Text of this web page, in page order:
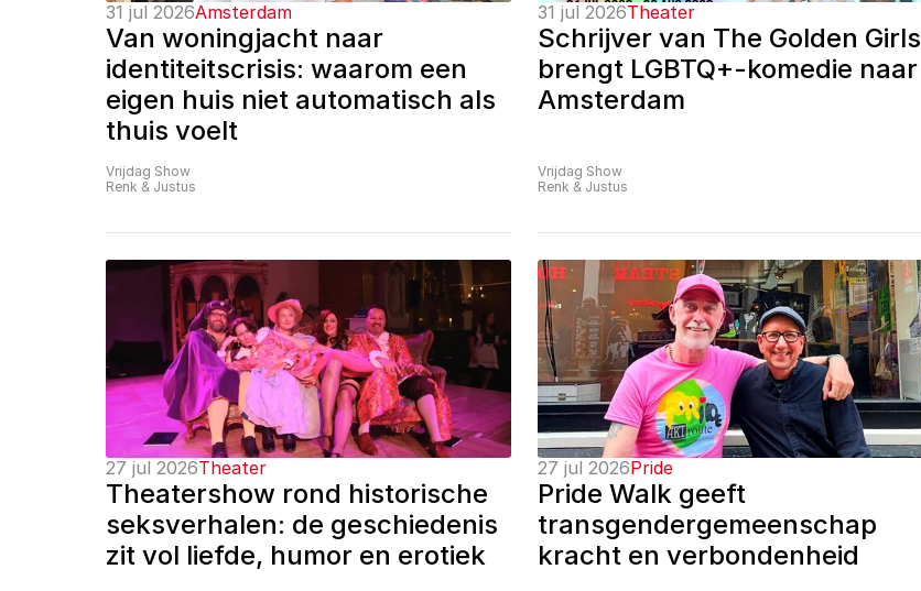
31 jul 2026Amsterdam
Van woningjacht naar
identiteitscrisis: waarom een
eigen huis niet automatisch als
thuis voelt
Vrijdag Show
Renk & Justus
31 jul 2026Theater
Schrijver van The Golden Girls
brengt LGBTQ+-komedie naar
Amsterdam
Vrijdag Show
Renk & Justus
27 jul 2026Theater
Theatershow rond historische
seksverhalen: de geschiedenis
zit vol liefde, humor en erotiek
27 jul 2026Pride
Pride Walk geeft
transgendergemeenschap
kracht en verbondenheid